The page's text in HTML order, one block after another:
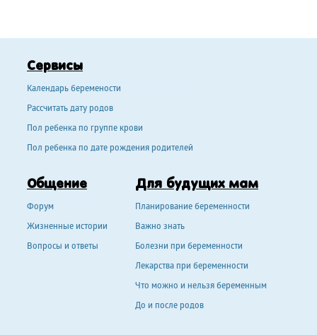
Сервисы
Календарь беремености
Рассчитать дату родов
Пол ребенка по группе крови
Пол ребенка по дате рождения родителей
Общение
Форум
Жизненные истории
Вопросы и ответы
Для будущих мам
Планирование беременности
Важно знать
Болезни при беременности
Лекарства при беременности
Что можно и нельзя беременным
До и после родов